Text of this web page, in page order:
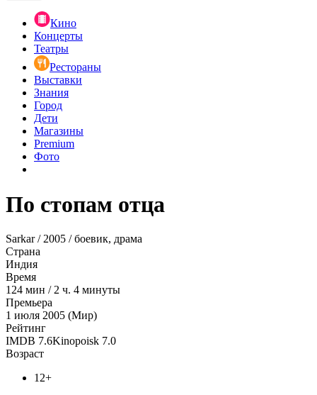
Кино
Концерты
Театры
Рестораны
Выставки
Знания
Город
Дети
Магазины
Premium
Фото
По стопам отца
Sarkar / 2005 / боевик, драма
Страна
Индия
Время
124 мин / 2 ч. 4 минуты
Премьера
1 июля 2005 (Мир)
Рейтинг
IMDB 7.6Kinopoisk 7.0
Возраст
12+